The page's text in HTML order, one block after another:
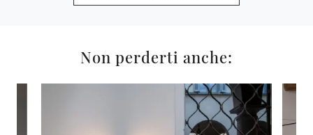
Non perderti anche: